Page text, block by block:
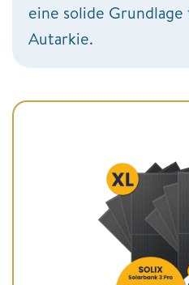
eine solide
Autarkie.